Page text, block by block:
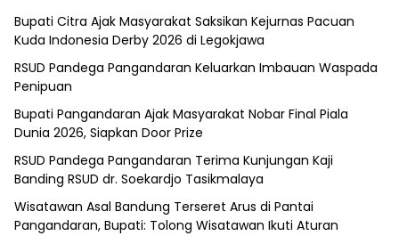
Bupati Citra Ajak Masyarakat Saksikan Kejurnas Pacuan
Kuda Indonesia Derby 2026 di Legokjawa
RSUD Pandega Pangandaran Keluarkan Imbauan Waspada
Penipuan
Bupati Pangandaran Ajak Masyarakat Nobar Final Piala
Dunia 2026, Siapkan Door Prize
RSUD Pandega Pangandaran Terima Kunjungan Kaji
Banding RSUD dr. Soekardjo Tasikmalaya
Wisatawan Asal Bandung Terseret Arus di Pantai
Pangandaran, Bupati: Tolong Wisatawan Ikuti Aturan